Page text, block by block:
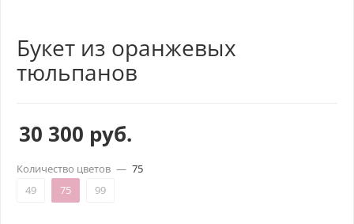
Букет из оранжевых
тюльпанов
30 300 руб.
Количество цветов — 75
49
75 99